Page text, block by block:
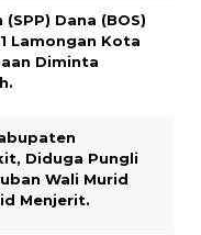
Dana (BOS)
Lamongan Kota
Diminta
Diduga Pungli
Wali Murid
Menjerit.